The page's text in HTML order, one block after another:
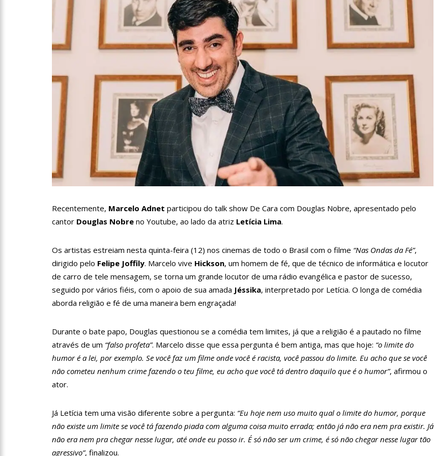
10:00 Linha Direta exibe vídeo com o corpo do menino Henry Borel
Faustão deixa Band após 1 ano e meio na emissora
12:49 Padrasto é pego assinando OnlyFans de enteada: “Me via fazendo sexo”
12:24 Vídeo de Zezé di Camargo desafinando viraliza e fãs lamentam: “Luto”
11:43 Postos serão fiscalizados para garantir queda nos preços, diz ministro
11:04 Sine Manaus oferta 167 vagas de emprego nesta quinta-feira, 18/5
10:49 Wilson Lima anuncia implantação de centro integrado para atender crianças e
13:24 Dia Mundial da Hipertensão: SES-AM orienta sobre prevenção e tratamento
adequado da doença
13:19 Professores do AM entram em greve e cobram reajuste salarial de 25%
de Dança Caprichoso (CDC)
13:07 Greve de ônibus é suspensa a pedido do prefeito de Manaus
Recentemente, Marcelo Adnet participou do talk show De Cara com Douglas Nobre, apresentado pelo
cantor Douglas Nobre no Youtube, ao lado da atriz Letícia Lima.
Os artistas estreiam nesta quinta-feira (12) nos cinemas de todo o Brasil com o filme “Nas Ondas da Fé”,
dirigido pelo Felipe Joffily. Marcelo vive Hickson, um homem de fé, que de técnico de informática e locutor
de carro de tele mensagem, se torna um grande locutor de uma rádio evangélica e pastor de sucesso,
seguido por vários fiéis, com o apoio de sua amada Jéssika, interpretado por Letícia. O longa de comédia
aborda religião e fé de uma maneira bem engraçada!
Durante o bate papo, Douglas questionou se a comédia tem limites, já que a religião é a pautado no filme
através de um “falso profeta”. Marcelo disse que essa pergunta é bem antiga, mas que hoje: “o limite do
humor é a lei, por exemplo. Se você faz um filme onde você é racista, você passou do limite. Eu acho que se você
não cometeu nenhum crime fazendo o teu filme, eu acho que você tá dentro daquilo que é o humor”, afirmou o
ator.
Já Letícia tem uma visão diferente sobre a pergunta: “Eu hoje nem uso muito qual o limite do humor, porque
não existe um limite se você tá fazendo piada com alguma coisa muito errada; então já não era nem pra existir. Já
não era nem pra chegar nesse lugar, até onde eu posso ir. É só não ser um crime, é só não chegar nesse lugar tão
agressivo”, finalizou.